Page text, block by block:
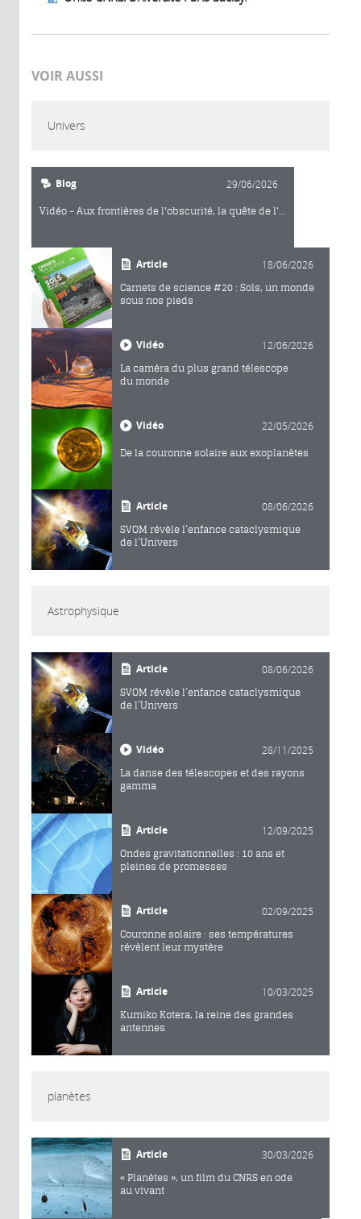
VOIR AUSSI
Univers
Blog 29/06/2026
Vidéo - Aux frontières de l'obscurité, la quête de l'...
Article 18/06/2026
Carnets de science #20 : Sols, un monde
sous nos pieds
Vidéo 12/06/2026
La caméra du plus grand télescope
du monde
Vidéo 22/05/2026
De la couronne solaire aux exoplanètes
Article 08/06/2026
SVOM révèle l’enfance cataclysmique
de l’Univers
Astrophysique
Article 08/06/2026
SVOM révèle l’enfance cataclysmique
de l’Univers
Vidéo 28/11/2025
La danse des télescopes et des rayons
gamma
Article 12/09/2025
Ondes gravitationnelles : 10 ans et
pleines de promesses
Article 02/09/2025
Couronne solaire : ses températures
révèlent leur mystère
Article 10/03/2025
Kumiko Kotera, la reine des grandes
antennes
planètes
Article 30/03/2026
« Planètes », un film du CNRS en ode
au vivant